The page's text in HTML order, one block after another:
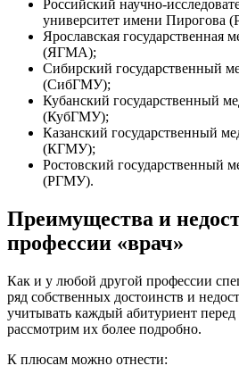
Российский научно-
университет имени
Ярославская государственная
(ЯГМА);
Сибирский государственный
(СибГМУ);
Кубанский государственный
(КубГМУ);
Казанский государственный
(КГМУ);
Ростовский государственный
(РГМУ).
Преимущества и
профессии «врач»
Как и у любой другой профессии
ряд собственных достоинств и
учитывать каждый абитуриент
рассмотрим их более подробно.
К плюсам можно отнести: